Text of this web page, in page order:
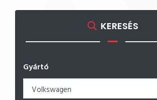
KERESÉS
Gyártó